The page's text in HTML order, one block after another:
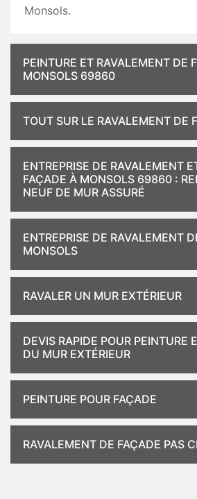
Monsols.
PEINTURE ET RAVALEMENT DE
MONSOLS 69860
TOUT SUR LE RAVALEMENT DE
ENTREPRISE DE RAVALEMENT
FAÇADE À MONSOLS 69860 :
NEUF DE MUR ASSURÉ
ENTREPRISE DE RAVALEMENT
MONSOLS
RAVALER UN MUR EXTÉRIEUR
DEVIS RAPIDE POUR PEINTURE
DU MUR EXTÉRIEUR
PEINTURE POUR FAÇADE
RAVALEMENT DE FAÇADE PAS